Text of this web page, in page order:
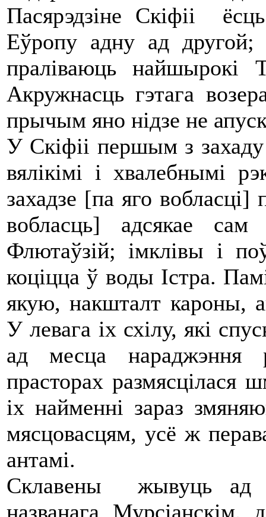
Пасярэдзіне Скіфіі
Еўропу адну ад
праліваюць найшырокі
Акружнасць гэтага
прычым яно нідзе не
У Скіфіі першым з
вялікімі і хвалебнымі
захадзе [па яго вобласці]
вобласць] адсякае
Флютаўзій; імклівы і
коціцца ў воды Істра.
якую, накшталт кароны,
У левага іх схілу, які
ад месца нараджэння
прасторах размясцілася
іх найменні зараз
мясцовасцям, усё ж
антамі.
Склавены жывуць ад
названага